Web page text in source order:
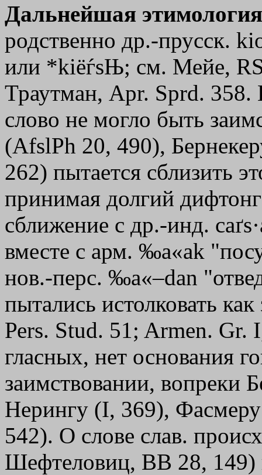
Дальнейшая
родственно др.-прусск.
или *kiёѓsЊ; см. Мейе,
Траутман, Арr. Sprd. 358.
слово не могло быть
(AfslPh 20, 490),
262) пытается сблизить
принимая долгий
сближение с др.-инд.
вместе с арм. ‰а«аk
нов.-перс. ‰а«–dаn
пытались истолковать
Реrs. Stud. 51; Armen. Gr.
гласных, нет основания
заимствовании, вопреки
Нерингу (I, 369),
542). О слове слав.
Шефтеловиц, ВВ 28, 149)